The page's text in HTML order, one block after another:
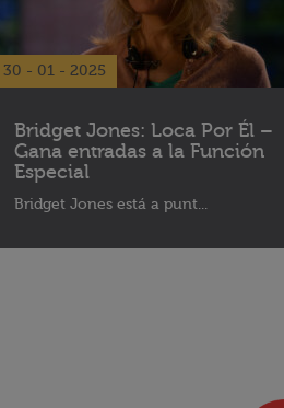
30 - 01 - 2025
Bridget Jones: Loca Por Él –
Gana entradas a la Función
Especial
Bridget Jones está a punt...